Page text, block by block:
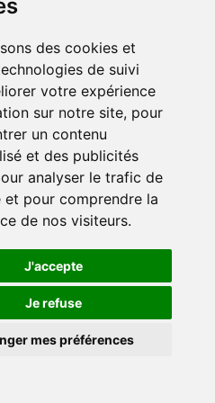
des cookies et
de suivi
votre expérience
sur notre site, pour
un contenu
et des publicités
analyser le trafic de
et pour comprendre la
de nos visiteurs.
J'accepte
Je refuse
mes préférences